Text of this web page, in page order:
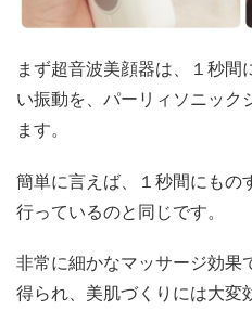
まず超音波美顔器は、１秒間
い振動を、パーリィソニック
ます。
簡単に言えば、１秒間にもの
行っているのと同じです。
非常に細かなマッサージ効果
得られ、美肌づくりには大変